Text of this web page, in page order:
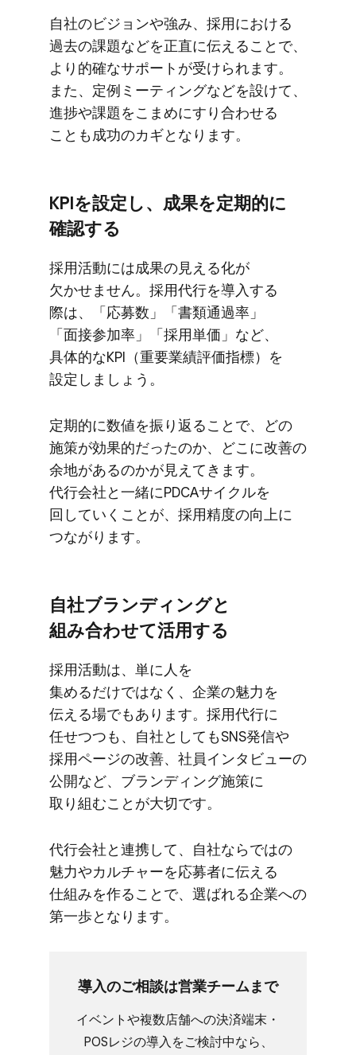
自社の​ビジョンや​強み、​採用に​おける​
過去の​課題などを​正直に​伝える​ことで、​
より​的確な​サポートが​受けられます。​
また、​定例ミーティングなどを​設けて、​
進捗や​課題を​こまめに​すり合わせる​
ことも​成功の​カギと​なります。
KPIを​設定し、​成果を​定期的に​
確認する
採用活動には​成果の​見える​化が​
欠かせません。​採用代行を​導入する​
際は、​「応募数」​「書類通過率」​
「面接参加率」​「採用単価」など、​
具体的な​KPI​（重要業績評価指標）を​
設定しましょう。
定期的に​数値を​振り返る​ことで、​どの​
施策が​効果的だったのか、​どこに​改善の​
余地が​あるのかが​見えてきます。​
代行会社と​一緒に​PDCAサイクルを​
回していく​ことが、​採用精度の​向上に​
つながります。
自社ブランディングと​
組み合わせて​活用する
採用活動は、​単に​人を​
集めるだけではなく、​企業の​魅力を​
伝える​場でもあります。​採用代行に​
任せつつも、​自社と​しても​SNS発信や​
採用ページの​改善、​社員インタビューの​
公開など、​ブランディング施策に​
取り組むことが​大切です。
代行会社と​連携して、​自社ならではの​
魅力や​カルチャーを​応募者に​伝える​
仕組みを​作る​ことで、​選ばれる​企業への​
第一歩と​なります。
導入の​ご相談は​営業チームまで
イベントや​複数店舗への​決済端末・
POSレジの​導入を​ご検討中なら、​